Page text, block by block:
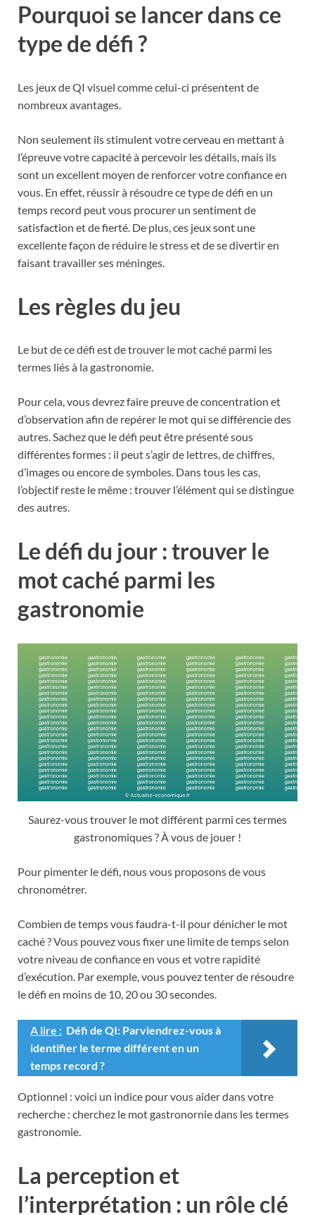
Pourquoi se lancer dans ce
type de défi ?
Les jeux de QI visuel comme celui-ci présentent de
nombreux avantages.
Non seulement ils stimulent votre cerveau en mettant à
l’épreuve votre capacité à percevoir les détails, mais ils
sont un excellent moyen de renforcer votre confiance en
vous. En effet, réussir à résoudre ce type de défi en un
temps record peut vous procurer un sentiment de
satisfaction et de fierté. De plus, ces jeux sont une
excellente façon de réduire le stress et de se divertir en
faisant travailler ses méninges.
Les règles du jeu
Le but de ce défi est de trouver le mot caché parmi les
termes liés à la gastronomie.
Pour cela, vous devrez faire preuve de concentration et
d’observation afin de repérer le mot qui se différencie des
autres. Sachez que le défi peut être présenté sous
différentes formes : il peut s’agir de lettres, de chiffres,
d’images ou encore de symboles. Dans tous les cas,
l’objectif reste le même : trouver l’élément qui se distingue
des autres.
Le défi du jour : trouver le
mot caché parmi les
gastronomie
Saurez-vous trouver le mot différent parmi ces termes
gastronomiques ? À vous de jouer !
Pour pimenter le défi, nous vous proposons de vous
chronométrer.
Combien de temps vous faudra-t-il pour dénicher le mot
caché ? Vous pouvez vous fixer une limite de temps selon
votre niveau de confiance en vous et votre rapidité
d’exécution. Par exemple, vous pouvez tenter de résoudre
le défi en moins de 10, 20 ou 30 secondes.
A lire : Défi de QI: Parviendrez-vous à
identifier le terme différent en un
temps record ?
Optionnel : voici un indice pour vous aider dans votre
recherche : cherchez le mot gastronornie dans les termes
gastronomie.
La perception et
l’interprétation : un rôle clé